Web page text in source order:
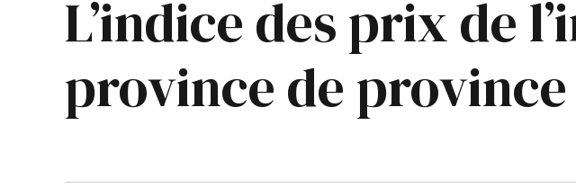
L’indice des prix de
province de